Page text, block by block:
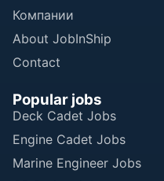
Компании
About JobInShip
Contact
Popular jobs
Deck Cadet Jobs
Engine Cadet Jobs
Marine Engineer Jobs